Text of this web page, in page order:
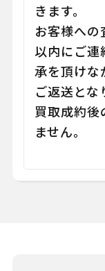
きます。
お客様への
以内にご連
承を頂けな
ご返送とな
買取成約
ません。